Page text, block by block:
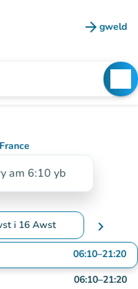
arrow_forward gweld
(tab
am 6:10 yb
i 16 Awst
i newid dyddiadau chevron_right
06:10–21:20
06:10–21:20